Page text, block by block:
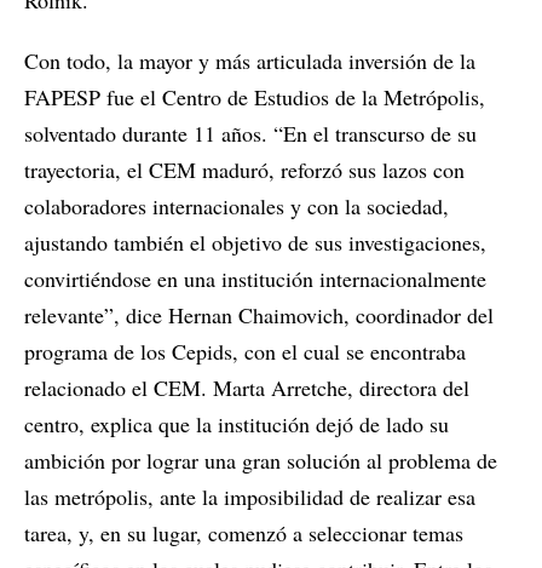
Con todo, la mayor y más articulada inversión de la
FAPESP fue el Centro de Estudios de la Metrópolis,
solventado durante 11 años. “En el transcurso de su
trayectoria, el CEM maduró, reforzó sus lazos con
colaboradores internacionales y con la sociedad,
ajustando también el objetivo de sus investigaciones,
convirtiéndose en una institución internacionalmente
relevante”, dice Hernan Chaimovich, coordinador del
programa de los Cepids, con el cual se encontraba
relacionado el CEM. Marta Arretche, directora del
centro, explica que la institución dejó de lado su
ambición por lograr una gran solución al problema de
las metrópolis, ante la imposibilidad de realizar esa
tarea, y, en su lugar, comenzó a seleccionar temas